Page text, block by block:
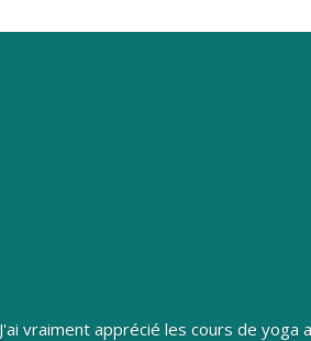
J'ai vraiment apprécié les cours de